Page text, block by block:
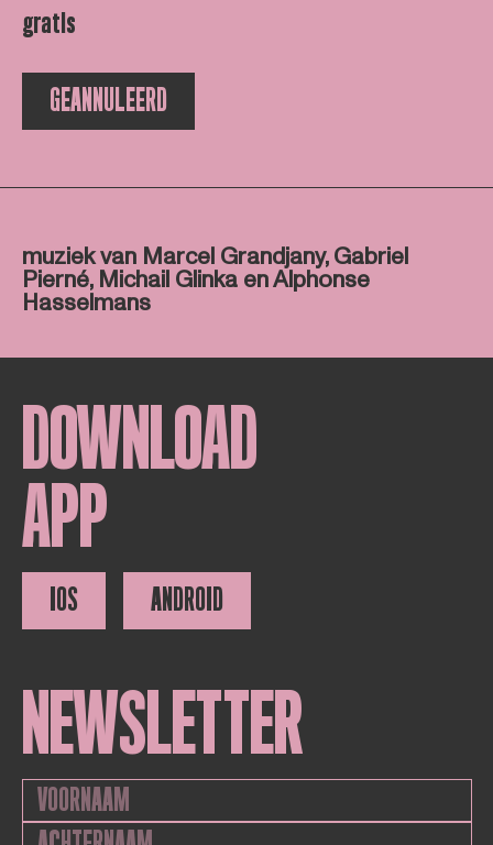
gratis
GEANNULEERD
muziek van Marcel Grandjany, Gabriel
Pierné, Michail Glinka en Alphonse
Hasselmans
DOWNLOAD
APP
IOS ANDROID
NEWSLETTER